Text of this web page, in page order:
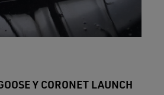
Y CORONET LAUNCH